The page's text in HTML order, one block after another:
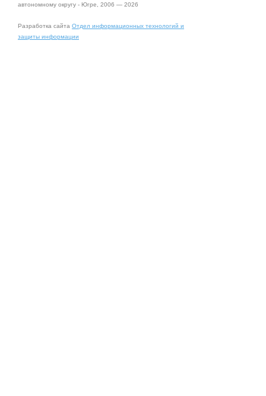
автономному округу - Югре, 2006 — 2026
Разработка сайта Отдел информационных технологий и
защиты информации